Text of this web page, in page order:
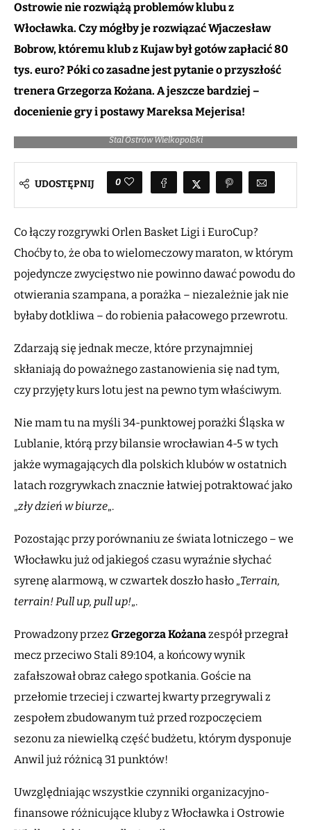
Ostrowie nie rozwiążą problemów klubu z
Włocławka. Czy mógłby je rozwiązać Wjaczesław
Bobrow, któremu klub z Kujaw był gotów zapłacić 80
tys. euro? Póki co zasadne jest pytanie o przyszłość
trenera Grzegorza Kożana. A jeszcze bardziej –
docenienie gry i postawy Mareksa Mejerisa!
Stal Ostrów Wielkopolski
UDOSTĘPNIJ 0
Co łączy rozgrywki Orlen Basket Ligi i EuroCup?
Choćby to, że oba to wielomeczowy maraton, w którym
pojedyncze zwycięstwo nie powinno dawać powodu do
otwierania szampana, a porażka – niezależnie jak nie
byłaby dotkliwa – do robienia pałacowego przewrotu.
Zdarzają się jednak mecze, które przynajmniej
skłaniają do poważnego zastanowienia się nad tym,
czy przyjęty kurs lotu jest na pewno tym właściwym.
Nie mam tu na myśli 34-punktowej porażki Śląska w
Lublanie, którą przy bilansie wrocławian 4-5 w tych
jakże wymagających dla polskich klubów w ostatnich
latach rozgrywkach znacznie łatwiej potraktować jako
„zły dzień w biurze„.
Pozostając przy porównaniu ze świata lotniczego – we
Włocławku już od jakiegoś czasu wyraźnie słychać
syrenę alarmową, w czwartek doszło hasło „Terrain,
terrain! Pull up, pull up!„.
Prowadzony przez Grzegorza Kożanazespół przegrał
mecz przeciwo Stali 89:104, a końcowy wynik
zafałszował obraz całego spotkania. Goście na
przełomie trzeciej i czwartej kwarty przegrywali z
zespołem zbudowanym tuż przed rozpoczęciem
sezonu za niewielką część budżetu, którym dysponuje
Anwil już różnicą 31 punktów!
Uwzględniając wszystkie czynniki organizacyjno-
finansowe różnicujące kluby z Włocławka i Ostrowie